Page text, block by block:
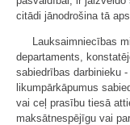
citādi jānodrošina tā
Lauksaimniecības
departaments,
sabiedrības darbinieku
likumpārkāpumus
vai ceļ prasību tiesā
maksātnespējīgu vai